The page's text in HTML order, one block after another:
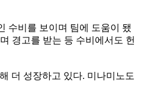
수비를 보이며 팀에 도움이 됐
경고를 받는 등 수비에서도 헌
더 성장하고 있다. 미나미노도